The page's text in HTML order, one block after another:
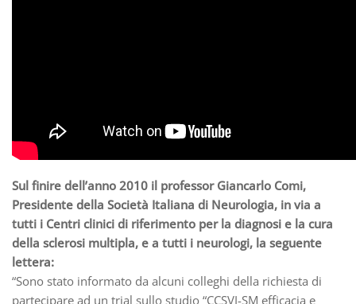
Sul finire dell’anno 2010 il professor Giancarlo Comi,
Presidente della Società Italiana di Neurologia, in via a
tutti i Centri clinici di riferimento per la diagnosi e la cura
della sclerosi multipla, e a tutti i neurologi, la seguente
lettera:
“Sono stato informato da alcuni colleghi della richiesta di
partecipare ad un trial sullo studio “CCSVI-SM efficacia e